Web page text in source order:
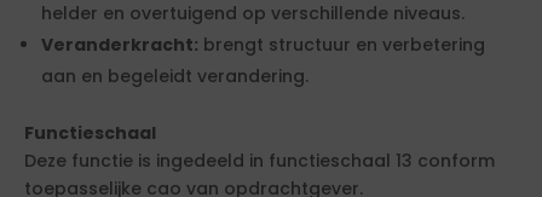
helder en overtuigend op verschillende niveaus.
Veranderkracht: brengt structuur en verbetering
aan en begeleidt verandering.
Functieschaal
Deze functie is ingedeeld in functieschaal 13 conform
toepasselijke cao van opdrachtgever.